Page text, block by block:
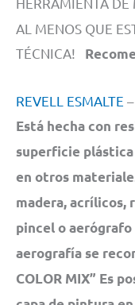
AL MENOS QUE
TÉCNICA!
REVELL ESMALTE –
Está hecha con
superficie
en otros
madera, acrílicos,
pincel o aerógrafo
aerografía se
COLOR MIX” Es